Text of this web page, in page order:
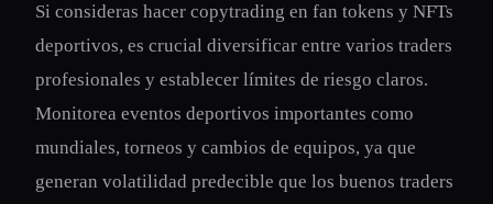
Si consideras hacer copytrading en fan tokens y NFTs
deportivos, es crucial diversificar entre varios traders
profesionales y establecer límites de riesgo claros.
Monitorea eventos deportivos importantes como
mundiales, torneos y cambios de equipos, ya que
generan volatilidad predecible que los buenos traders